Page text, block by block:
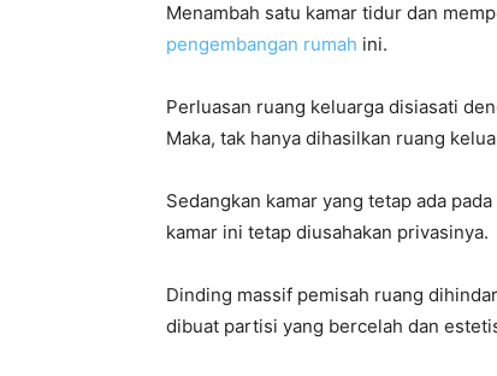
Menambah satu kamar tidur dan
pengembangan rumah ini.
Perluasan ruang keluarga disiasati
Maka, tak hanya dihasilkan ruang
Sedangkan kamar yang tetap ada
kamar ini tetap diusahakan privasinya.
Dinding massif pemisah ruang
dibuat partisi yang bercelah dan